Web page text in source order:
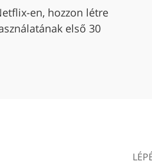
en, hozzon létre
első 30